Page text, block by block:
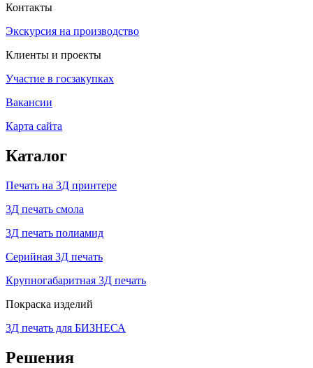
Контакты
Экскурсия на производство
Клиенты и проекты
Участие в госзакупках
Вакансии
Карта сайта
Каталог
Печать на 3Д принтере
3Д печать смола
3Д печать полиамид
Серийная 3Д печать
Крупногабаритная 3Д печать
Покраска изделий
3Д печать для БИЗНЕСА
Решения